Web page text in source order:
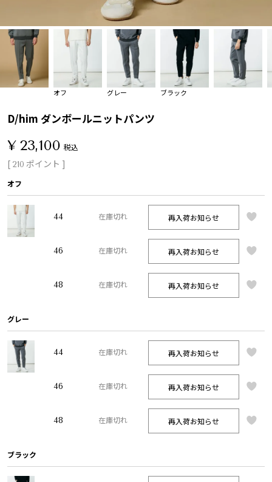
オフ グレー ブラック
D/him ダンボールニットパンツ
¥ 23,100 税込
[ 210 ポイント ]
オフ
44 在庫切れ 再入荷お知らせ
46 在庫切れ 再入荷お知らせ
48 在庫切れ 再入荷お知らせ
グレー
44 在庫切れ 再入荷お知らせ
46 在庫切れ 再入荷お知らせ
48 在庫切れ 再入荷お知らせ
ブラック